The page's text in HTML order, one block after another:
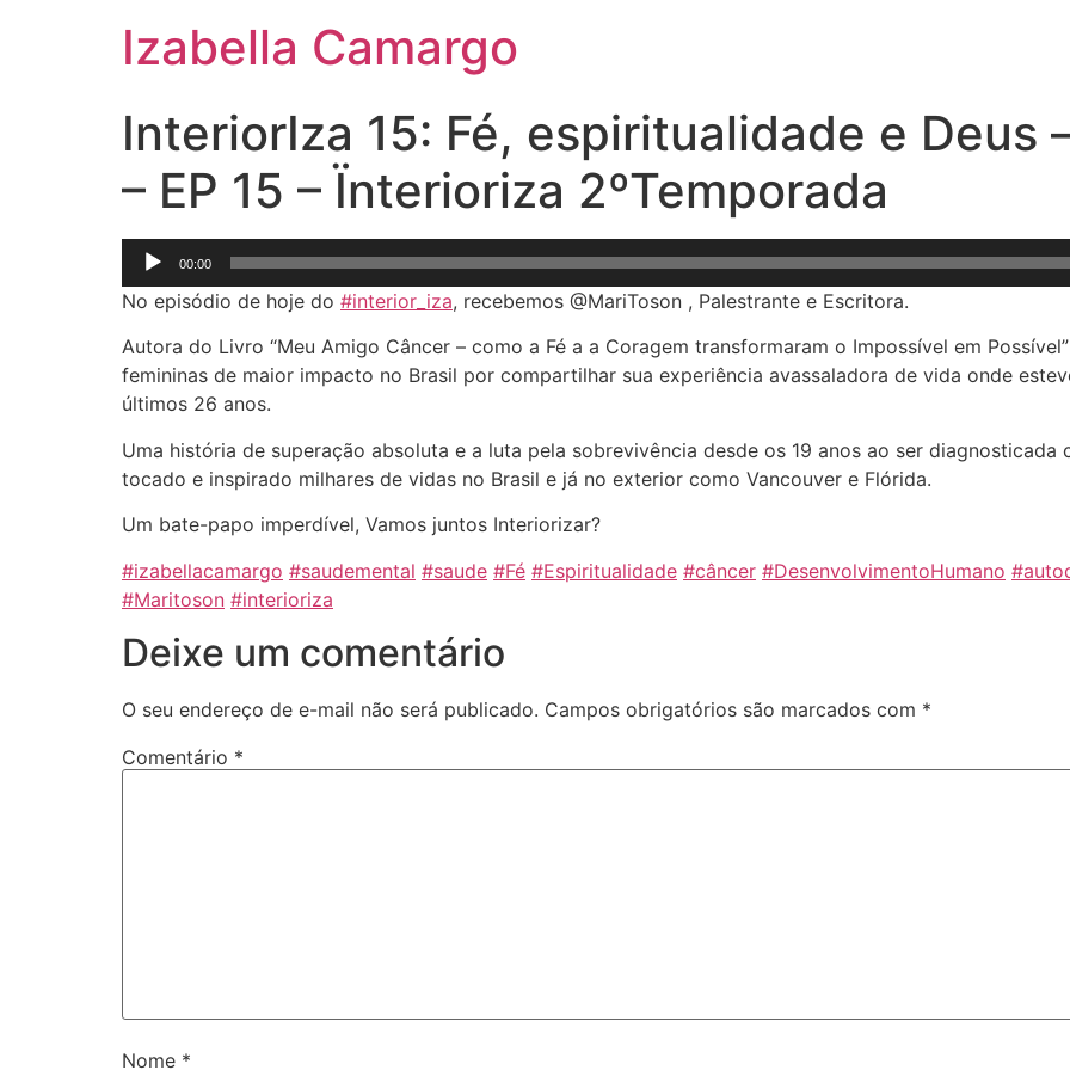
Izabella Camargo
InteriorIza 15: Fé, espiritualidade e Deus
– EP 15 – Ïnterioriza 2ºTemporada
Tocador
de
áudio
00:00
No episódio de hoje do #interior_iza, recebemos @MariToson , Palestrante e Escritora.
Autora do Livro “Meu Amigo Câncer – como a Fé a a Coragem transformaram o Impossível em
femininas de maior impacto no Brasil por compartilhar sua experiência avassaladora de vida onde
últimos 26 anos.
Uma história de superação absoluta e a luta pela sobrevivência desde os 19 anos ao ser
tocado e inspirado milhares de vidas no Brasil e já no exterior como Vancouver e Flórida.
Um bate-papo imperdível, Vamos juntos Interiorizar?
#izabellacamargo #saudemental #saude #Fé #Espiritualidade #câncer #DesenvolvimentoHumano
#Maritoson #interioriza
Deixe um comentário
O seu endereço de e-mail não será publicado. Campos obrigatórios são marcados com *
Comentário *
Nome *